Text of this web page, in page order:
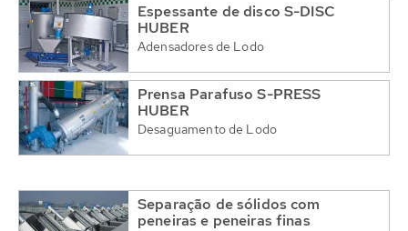
Espessante de disco S-DISC
HUBER
Adensadores de Lodo
Prensa Parafuso S-PRESS
HUBER
Desaguamento de Lodo
Separação de sólidos com
peneiras e peneiras finas